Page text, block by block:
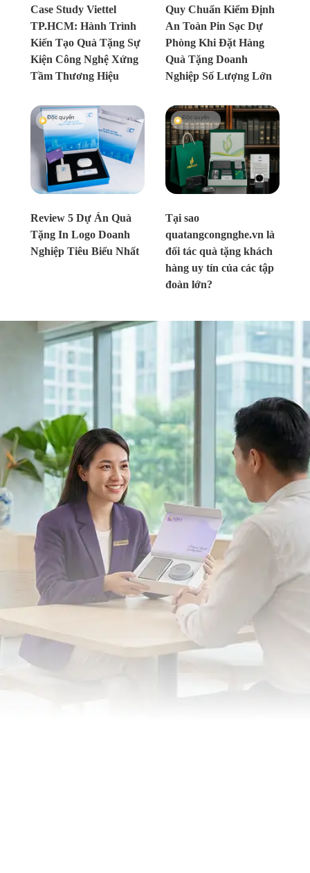
Case Study Viettel
TP.HCM: Hành Trình
Kiến Tạo Quà Tặng Sự
Kiện Công Nghệ Xứng
Tầm Thương Hiệu
Quy Chuẩn Kiểm Định
An Toàn Pin Sạc Dự
Phòng Khi Đặt Hàng
Quà Tặng Doanh
Nghiệp Số Lượng Lớn
Review 5 Dự Án Quà
Tặng In Logo Doanh
Nghiệp Tiêu Biểu Nhất
Độc quyền
Tại sao
quatangcongnghe.vn là
đối tác quà tặng khách
hàng uy tín của các tập
đoàn lớn?
Độc quyền